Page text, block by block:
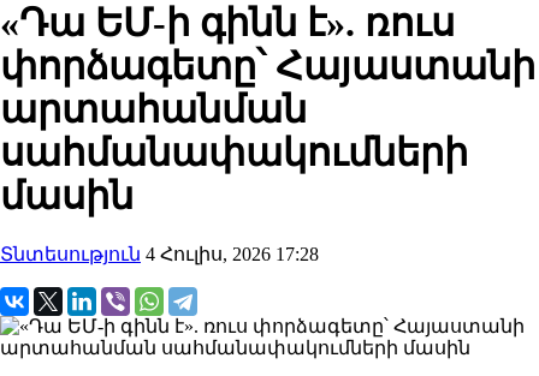
«Դա ԵՄ-ի գինն է». ռուս
փորձագետը՝ Հայաստանի
արտահանման
սահմանափակումների
մասին
Տնտեսություն 4 Հուլիս, 2026 17:28